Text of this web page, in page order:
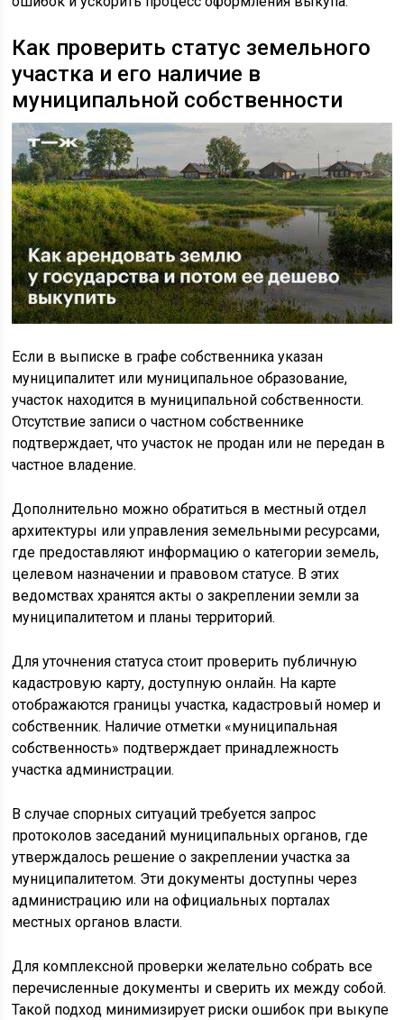
Как проверить статус земельного
участка и его наличие в
муниципальной собственности
Если в выписке в графе собственника указан
муниципалитет или муниципальное образование,
участок находится в муниципальной собственности.
Отсутствие записи о частном собственнике
подтверждает, что участок не продан или не передан в
частное владение.
Дополнительно можно обратиться в местный отдел
архитектуры или управления земельными ресурсами,
где предоставляют информацию о категории земель,
целевом назначении и правовом статусе. В этих
ведомствах хранятся акты о закреплении земли за
муниципалитетом и планы территорий.
Для уточнения статуса стоит проверить публичную
кадастровую карту, доступную онлайн. На карте
отображаются границы участка, кадастровый номер и
собственник. Наличие отметки «муниципальная
собственность» подтверждает принадлежность
участка администрации.
В случае спорных ситуаций требуется запрос
протоколов заседаний муниципальных органов, где
утверждалось решение о закреплении участка за
муниципалитетом. Эти документы доступны через
администрацию или на официальных порталах
местных органов власти.
Для комплексной проверки желательно собрать все
перечисленные документы и сверить их между собой.
Такой подход минимизирует риски ошибок при выкупе